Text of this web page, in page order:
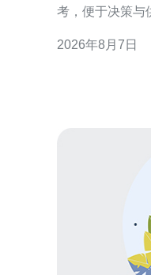
考，便于决策与供应商比较。
合稳定长期业务
2026年8月7日